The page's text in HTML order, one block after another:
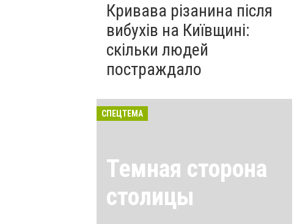
Кривава різанина після
вибухів на Київщині:
скільки людей
постраждало
СПЕЦТЕМА
Темная сторона
столицы